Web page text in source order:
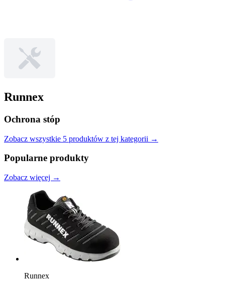
Runnex
Ochrona stóp
Zobacz wszystkie 5 produktów z tej kategorii →
Popularne produkty
Zobacz więcej →
Runnex